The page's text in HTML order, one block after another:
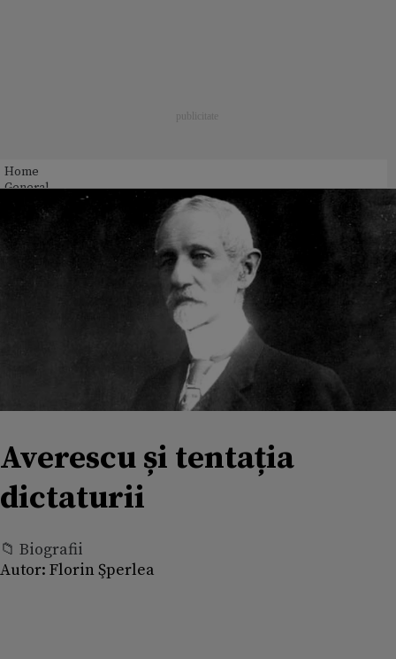
Home
General
Averescu și tentația
dictaturii
📁 Biografii
Autor: Florin Şperlea